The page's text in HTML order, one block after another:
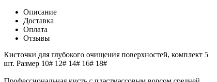
Описание
Доставка
Оплата
Отзывы
Кисточки для глубокого очищения поверхностей, комплект 5
шт. Размер 10# 12# 14# 16# 18#